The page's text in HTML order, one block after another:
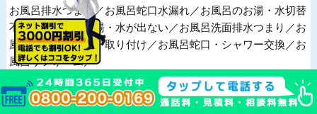
お風呂排水つまり／お風呂蛇口水漏れ／お風呂のお湯・水切替
不良／お風呂のお湯・水が出ない／お風呂洗面排水つまり／お
風呂蛇口・シャワー取り付け／お風呂蛇口・シャワー交換／お
風呂リフォーム／
洗面回りのご依頼